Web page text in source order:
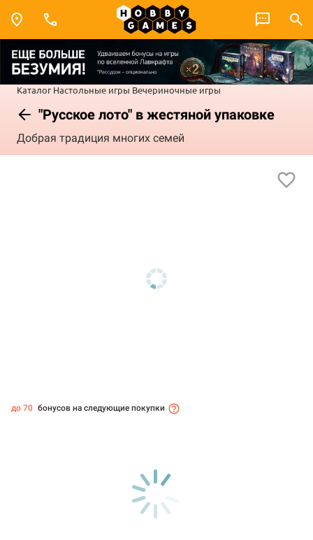
Каталог Настольные игры Вечериночные игры
"Русское лото" в жестяной упаковке
Добрая традиция многих семей
до 70 бонусов на следующие покупки